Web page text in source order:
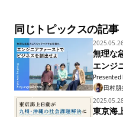
同じトピックスの記事
無理な
エンジ
よ
Presented
田村朋
2025.05.28
東京海